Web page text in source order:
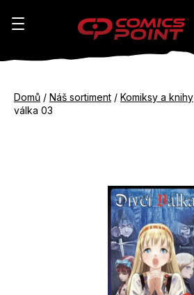
Domů / Náš sortiment / Komiksy a knihy
válka 03
K
do
do